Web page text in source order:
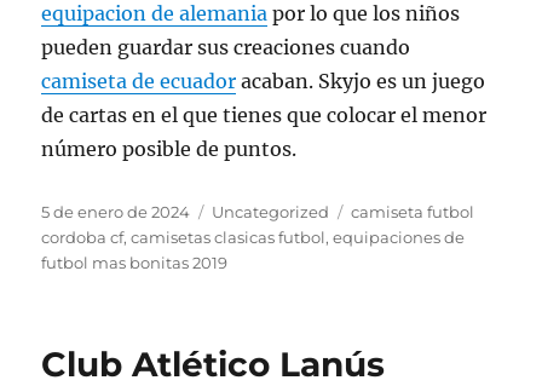
equipacion de alemania por lo que los niños
pueden guardar sus creaciones cuando
camiseta de ecuador acaban. Skyjo es un juego
de cartas en el que tienes que colocar el menor
número posible de puntos.
Publicado
el
5 de enero de 2024 Categorías
Uncategorized Etiquetas
camiseta futbol
cordoba cf,camisetas clasicas futbol,equipaciones de
futbol mas bonitas 2019
Club Atlético Lanús